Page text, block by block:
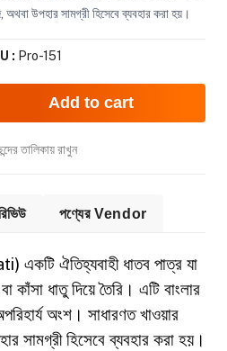
উপহার সামগ্রী হিসেবে ব্যবহার করা হয়।
: Pro-151
Add to cart
তালিকায় রাখুন
পণ্যের Vendor
ঐতিহ্যবাহী ধাতব পাত্র যা
ধাতু দিয়ে তৈরি। এটি বাংলার
অংশ। সাধারণত খাওয়ার
সামগ্রী হিসেবে ব্যবহার করা হয়।